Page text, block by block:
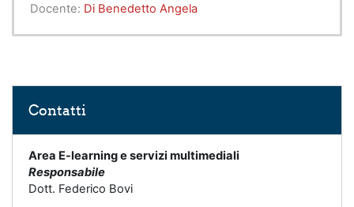
Docente: Di Benedetto Angela
Contatti
Area E-learning e servizi multimediali
Responsabile
Dott. Federico Bovi